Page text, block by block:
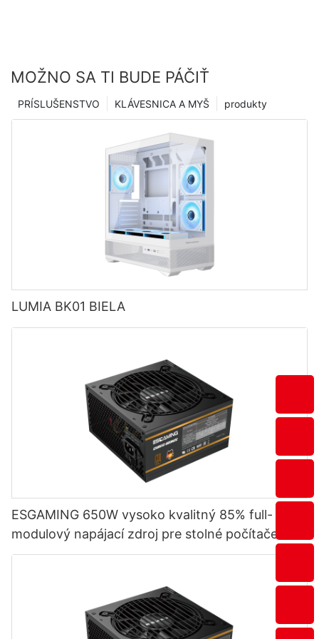
MOŽNO SA TI BUDE PÁČIŤ
produkty
KLÁVESNICA A MYŠ
PRÍSLUŠENSTVO
LUMIA BK01 BIELA
ESGAMING 650W vysoko kvalitný 85% full-
modulový napájací zdroj pre stolné počítače s
účinnosťou 80+ bronze ESB650W